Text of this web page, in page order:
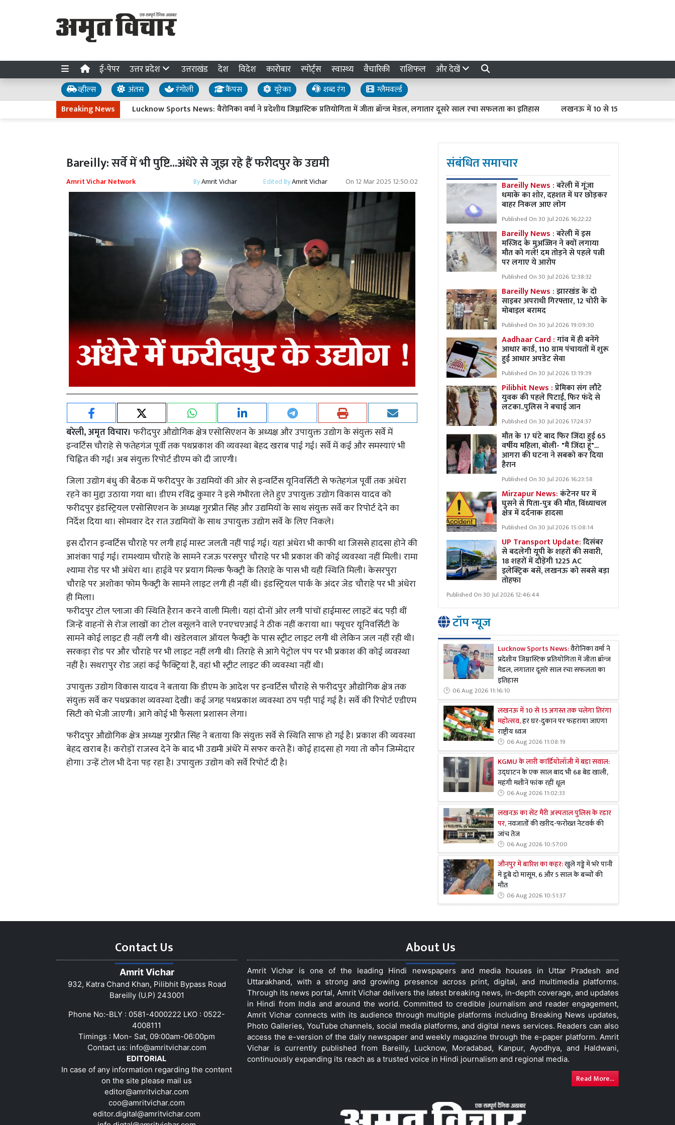
ई-पेपर उत्तर प्रदेश उत्तराखंड देश विदेश कारोबार स्पोर्ट्स स्वास्थ्य वैचारिकी राशिफल और देखें
व्हील्स अंतस रंगोली कैंपस यूरेका शब्द रंग
ग्लैमवर्ल्ड
Breaking NewsLucknow Sports News: वैरोनिका वर्मा ने प्रदेशीय जिम्नास्टिक प्रतियोगिता में जीता ब्रॉन्ज मेडल, लगातार दूसरे साल रचा सफलता का इतिहास लखनऊ में 10 से 15 अगस्त तक चलेगा तिरंगा
Bareilly: सर्वे में भी पुष्टि...अंधेरे से जूझ रहे हैं फरीदपुर के उद्यमी
Amrit Vichar Network ByAmrit Vichar Edited ByAmrit Vichar On 12 Mar 2025 12:50:02
बरेली, अमृत विचार। फरीदपुर औद्योगिक क्षेत्र एसोसिएशन के अध्यक्ष और उपायुक्त उद्योग के संयुक्त सर्वे में
इन्वर्टिस चौराहे से फतेहगंज पूर्वी तक पथप्रकाश की व्यवस्था बेहद खराब पाई गई। सर्वे में कई और समस्याएं भी
चिह्नित की गईं। अब संयुक्त रिपोर्ट डीएम को दी जाएगी।
जिला उद्योग बंधु की बैठक में फरीदपुर के उद्यमियों की ओर से इन्वर्टिस यूनिवर्सिटी से फतेहगंज पूर्वी तक अंधेरा
रहने का मुद्दा उठाया गया था। डीएम रविंद्र कुमार ने इसे गंभीरता लेते हुए उपायुक्त उद्योग विकास यादव को
फरीदपुर इंडस्ट्रियल एसोसिएशन के अध्यक्ष गुरप्रीत सिंह और उद्यमियों के साथ संयुक्त सर्वे कर रिपोर्ट देने का
निर्देश दिया था। सोमवार देर रात उद्यमियों के साथ उपायुक्त उद्योग सर्वे के लिए निकले।
इस दौरान इन्वर्टिस चौराहे पर लगी हाई मास्ट जलती नहीं पाई गई। यहां अंधेरा भी काफी था जिससे हादसा होने की
आशंका पाई गई। रामश्याम चौराहे के सामने रजऊ परसपुर चौराहे पर भी प्रकाश की कोई व्यवस्था नहीं मिली। रामा
श्यामा रोड पर भी अंधेरा था। हाईवे पर प्रयाग मिल्क फैक्ट्री के तिराहे के पास भी यही स्थिति मिली। केसरपुरा
चौराहे पर अशोका फोम फैक्ट्री के सामने लाइट लगी ही नहीं थी। इंडस्ट्रियल पार्क के अंदर जेड चौराहे पर भी अंधेरा
ही मिला।
फरीदपुर टोल प्लाजा की स्थिति हैरान करने वाली मिली। यहां दोनों ओर लगी पांचों हाईमास्ट लाइटें बंद पड़ी थीं
जिन्हें वाहनों से रोज लाखों का टोल वसूलने वाले एनएचएआई ने ठीक नहीं कराया था। फ्यूचर यूनिवर्सिटी के
सामने कोई लाइट ही नहीं लगी थी। खंडेलवाल ऑयल फैक्ट्री के पास स्ट्रीट लाइट लगी थी लेकिन जल नहीं रही थी।
सरकड़ा रोड पर और चौराहे पर भी लाइट नहीं लगी थी। तिराहे से आगे पेट्रोल पंप पर भी प्रकाश की कोई व्यवस्था
नहीं है। सथरापुर रोड जहां कई फैक्ट्रियां हैं, वहां भी स्ट्रीट लाइट की व्यवस्था नहीं थी।
उपायुक्त उद्योग विकास यादव ने बताया कि डीएम के आदेश पर इन्वर्टिस चौराहे से फरीदपुर औद्योगिक क्षेत्र तक
संयुक्त सर्वे कर पथप्रकाश व्यवस्था देखी। कई जगह पथप्रकाश व्यवस्था ठप पड़ी पाई गई है। सर्वे की रिपोर्ट एडीएम
सिटी को भेजी जाएगी। आगे कोई भी फैसला प्रशासन लेगा।
फरीदपुर औद्योगिक क्षेत्र अध्यक्ष गुरप्रीत सिंह ने बताया कि संयुक्त सर्वे से स्थिति साफ हो गई है। प्रकाश की व्यवस्था
बेहद खराब है। करोड़ों राजस्व देने के बाद भी उद्यमी अंधेरे में सफर करते हैं। कोई हादसा हो गया तो कौन जिम्मेदार
होगा। उन्हें टोल भी देना पड़ रहा है। उपायुक्त उद्योग को सर्वे रिपोर्ट दी है।
संबंधित समाचार
Bareilly News :बरेली में गूंजा
धमाके का शोर, दहशत में घर छोड़कर
बाहर निकल आए लोग
Published On 30 Jul 2026 16:22:22
Bareilly News :बरेली में इस
मस्जिद के मुअज्जिन ने क्यों लगाया
मौत को गले! दम तोड़ने से पहले पत्नी
पर लगाए ये आरोप
Published On 30 Jul 2026 12:38:32
Bareilly News :झारखंड के दो
साइबर अपराधी गिरफ्तार, 12 चोरी के
मोबाइल बरामद
Published On 30 Jul 2026 19:09:30
Aadhaar Card :गांव में ही बनेंगे
आधार कार्ड, 110 ग्राम पंचायतों में शुरू
हुई आधार अपडेट सेवा
Published On 30 Jul 2026 13:19:39
Pilibhit News :प्रेमिका संग लौटे
युवक की पहले पिटाई, फिर फंदे से
लटका..पुलिस ने बचाई जान
Published On 30 Jul 2026 17:24:37
मौत के 17 घंटे बाद फिर जिंदा हुई 65
वर्षीय महिला, बोली- "मैं जिंदा हूं"...
आगरा की घटना ने सबको कर दिया
हैरान
Published On 30 Jul 2026 16:23:58
Mirzapur News:कंटेनर घर में
घुसने से पिता-पुत्र की मौत, विंध्याचल
क्षेत्र में दर्दनाक हादसा
Published On 30 Jul 2026 15:08:14
UP Transport Update:दिसंबर
से बदलेगी यूपी के शहरों की सवारी,
18 शहरों में दौड़ेंगी 1225 AC
इलेक्ट्रिक बसें, लखनऊ को सबसे बड़ा
तोहफा
Published On 30 Jul 2026 12:46:44
टॉप न्यूज
Lucknow Sports News:वैरोनिका वर्मा ने
प्रदेशीय जिम्नास्टिक प्रतियोगिता में जीता ब्रॉन्ज
मेडल, लगातार दूसरे साल रचा सफलता का
इतिहास
06 Aug 2026 11:16:10
लखनऊ में 10 से 15 अगस्त तक चलेगा तिरंगा
महोत्सव,हर घर-दुकान पर फहराया जाएगा
राष्ट्रीय ध्वज
06 Aug 2026 11:08:19
KGMU के लारी कार्डियोलॉजी में बड़ा सवाल:
उद्घाटन के एक साल बाद भी 68 बेड खाली,
महंगी मशीनें फांक रहीं धूल
06 Aug 2026 11:02:33
लखनऊ का सेंट मैरी अस्पताल पुलिस के रडार
पर,नवजातों की खरीद-फरोख्त नेटवर्क की
जांच तेज
06 Aug 2026 10:57:00
जौनपुर में बारिश का कहर:खुले गड्ढे में भरे पानी
में डूबे दो मासूम, 6 और 5 साल के बच्चों की
मौत
06 Aug 2026 10:51:37
Contact Us
Amrit Vichar
932, Katra Chand Khan, Pilibhit Bypass Road
Bareilly (U.P) 243001
Phone No:-BLY : 0581-4000222 LKO : 0522-
4008111
Timings : Mon- Sat, 09:00am-06:00pm
Contact us: info@amritvichar.com
EDITORIAL
In case of any information regarding the content
on the site please mail us
editor@amritvichar.com
coo@amritvichar.com
editor.digital@amritvichar.com
About Us
Amrit Vichar is one of the leading Hindi newspapers and media houses in Uttar Pradesh and
Uttarakhand, with a strong and growing presence across print, digital, and multimedia platforms.
Through its news portal, Amrit Vichar delivers the latest breaking news, in-depth coverage, and updates
in Hindi from India and around the world. Committed to credible journalism and reader engagement,
Amrit Vichar connects with its audience through multiple platforms including Breaking News updates,
Photo Galleries, YouTube channels, social media platforms, and digital news services. Readers can also
access the e-version of the daily newspaper and weekly magazine through the e-paper platform. Amrit
Vichar is currently published from Bareilly, Lucknow, Moradabad, Kanpur, Ayodhya, and Haldwani,
continuously expanding its reach as a trusted voice in Hindi journalism and regional media.
Read More...